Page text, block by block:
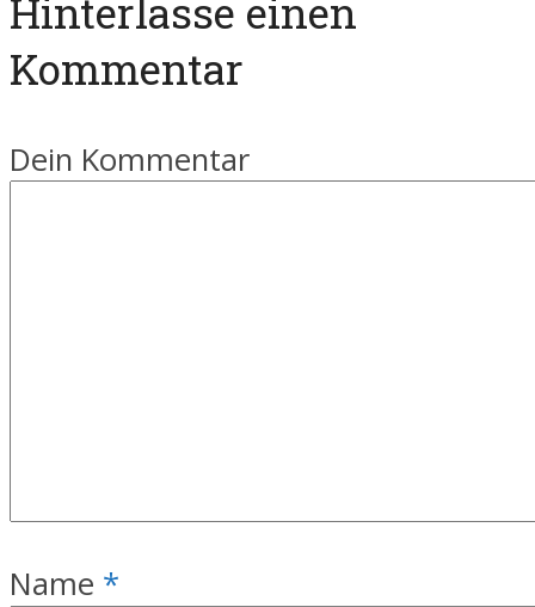
Hinterlasse einen
Kommentar
Dein Kommentar
Name *